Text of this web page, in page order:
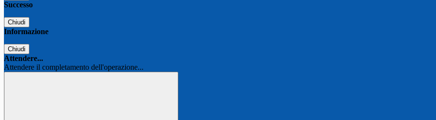
Successo
Chiudi
Informazione
Chiudi
Attendere...
Attendere il completamento dell'operazione...